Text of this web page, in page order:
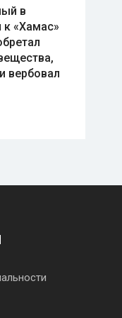
в
к «Хамас»
вербовал